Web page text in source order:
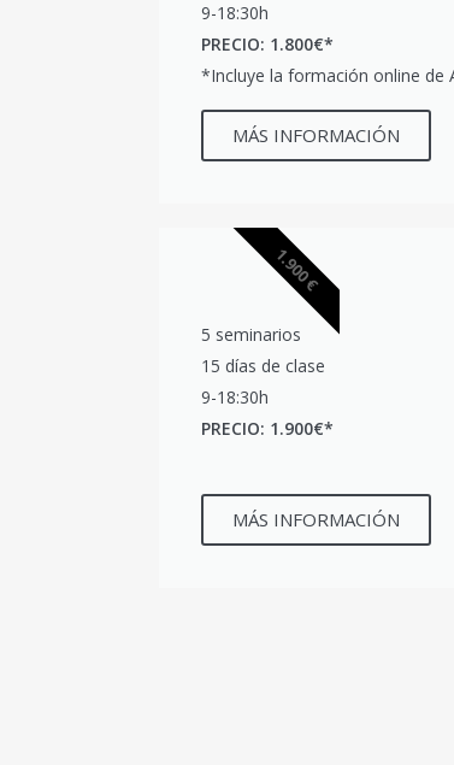
9-18:30h
PRECIO: 1.800€*
*Incluye la formación online de
MÁS INFORMACIÓN
5 seminarios
15 días de clase
9-18:30h
PRECIO: 1.900€*
MÁS INFORMACIÓN
1.900 €